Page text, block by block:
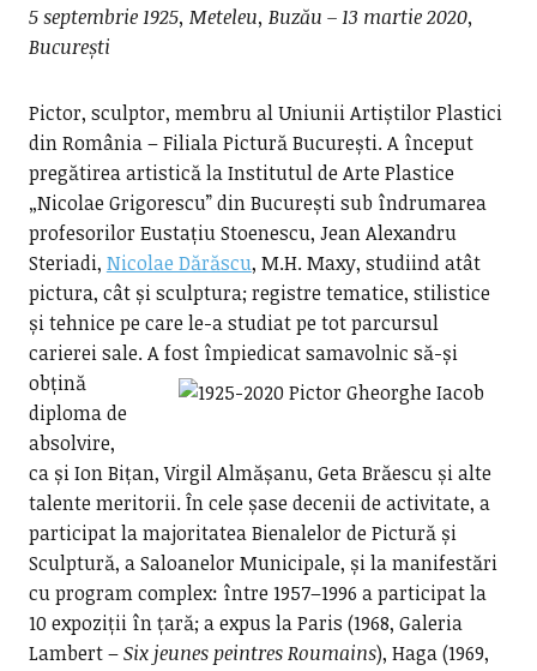
5 septembrie 1925, Meteleu, Buzău – 13 martie 2020,
București
Pictor, sculptor, membru al Uniunii Artiștilor Plastici
din România – Filiala Pictură București. A început
pregătirea artistică la Institutul de Arte Plastice
„Nicolae Grigorescu” din București sub îndrumarea
profesorilor Eustațiu Stoenescu, Jean Alexandru
Steriadi, Nicolae Dărăscu, M.H. Maxy, studiind atât
pictura, cât și sculptura; registre tematice, stilistice
și tehnice pe care le-a studiat pe tot parcursul
carierei sale.A fost împiedicat samavolnic să-și
obțină
diploma de
absolvire,
ca și Ion Bițan, Virgil Almășanu, Geta Brăescu și alte
talente meritorii. În cele șase decenii de activitate, a
participat la majoritatea Bienalelor de Pictură și
Sculptură, a Saloanelor Municipale, și la manifestări
cu program complex: între 1957–1996 a participat la
10 expoziții în țară; a expus la Paris (1968, Galeria
Lambert –Six jeunes peintres Roumains), Haga (1969,